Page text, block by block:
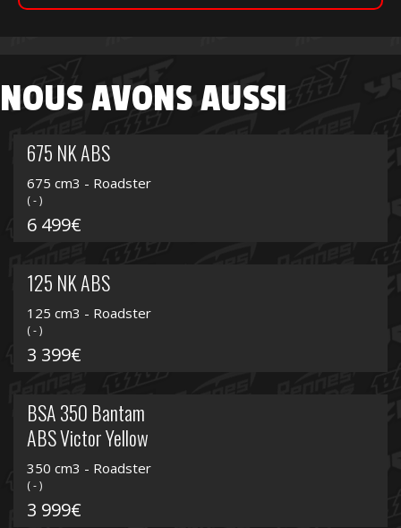
NOUS AVONS AUSSI
675 NK ABS
675 cm3 - Roadster
( - )
6 499€
125 NK ABS
125 cm3 - Roadster
( - )
3 399€
BSA 350 Bantam
ABS Victor Yellow
350 cm3 - Roadster
( - )
3 999€